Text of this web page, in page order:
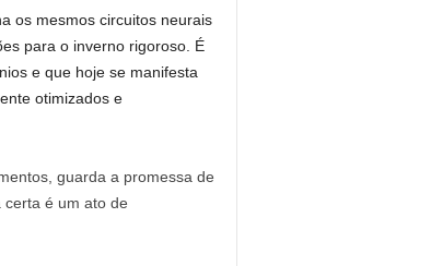
os mesmos circuitos neurais
para o inverno rigoroso. É
e que hoje se manifesta
otimizados e
guarda a promessa de
é um ato de